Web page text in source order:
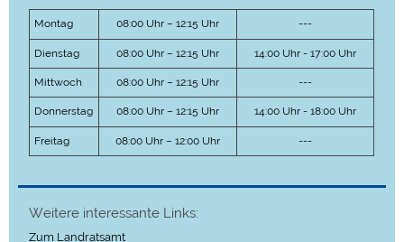
Montag 08:00 Uhr – 12:15 Uhr ---
Dienstag 08:00 Uhr – 12:15 Uhr 14:00 Uhr - 17:00 Uhr
Mittwoch 08:00 Uhr – 12:15 Uhr ---
Donnerstag 08:00 Uhr – 12:15 Uhr 14:00 Uhr - 18:00 Uhr
Freitag 08:00 Uhr – 12:00 Uhr ---
Weitere interessante Links:
Zum Landratsamt